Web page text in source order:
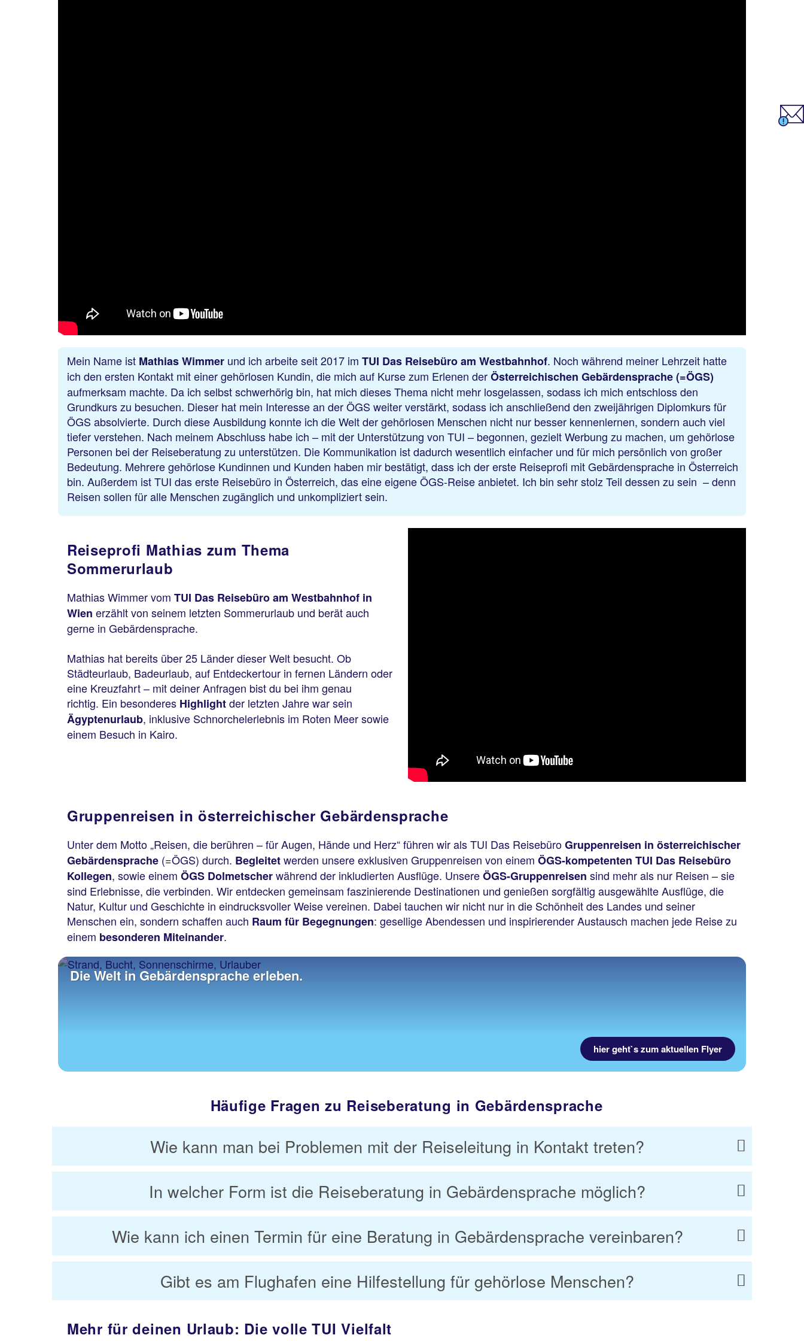
Mein Name ist Mathias Wimmer und ich arbeite seit 2017 im TUI Das Reisebüro am Westbahnhof. Noch während meiner Lehrzeit hatte
ich den ersten Kontakt mit einer gehörlosen Kundin, die mich auf Kurse zum Erlenen derÖsterreichischen Gebärdensprache (=ÖGS)
aufmerksam machte. Da ich selbst schwerhörig bin, hat mich dieses Thema nicht mehr losgelassen, sodass ich mich entschloss den
Grundkurs zu besuchen. Dieser hat mein Interesse an der ÖGS weiter verstärkt, sodass ich anschließend den zweijährigen Diplomkurs für
ÖGS absolvierte. Durch diese Ausbildung konnte ich die Welt der gehörlosen Menschen nicht nur besser kennenlernen, sondern auch viel
tiefer verstehen. Nach meinem Abschluss habe ich – mit der Unterstützung von TUI – begonnen, gezielt Werbung zu machen, um gehörlose
Personen bei der Reiseberatung zu unterstützen. Die Kommunikation ist dadurch wesentlich einfacher und für mich persönlich von großer
Bedeutung. Mehrere gehörlose Kundinnen und Kunden haben mir bestätigt, dass ich der erste Reiseprofi mit Gebärdensprache in Österreich
bin. Außerdem ist TUI das erste Reisebüro in Österreich, das eine eigene ÖGS-Reise anbietet. Ich bin sehr stolz Teil dessen zu sein – denn
Reisen sollen für alle Menschen zugänglich und unkompliziert sein.
Reiseprofi Mathias zum Thema
Sommerurlaub
Mathias Wimmer vom TUI Das Reisebüro am Westbahnhof in
Wien erzählt von seinem letzten Sommerurlaub und berät auch
gerne in Gebärdensprache.
Mathias hat bereits über 25 Länder dieser Welt besucht. Ob
Städteurlaub, Badeurlaub, auf Entdeckertour in fernen Ländern oder
eine Kreuzfahrt – mit deiner Anfragen bist du bei ihm genau
richtig. Ein besonderes Highlightder letzten Jahre war sein
Ägyptenurlaub, inklusive Schnorchelerlebnis im Roten Meer sowie
einem Besuch in Kairo.
Gruppenreisen in österreichischer Gebärdensprache
Unter dem Motto „Reisen, die berühren – für Augen, Hände und Herz“ führen wir als TUI Das ReisebüroGruppenreisen in österreichischer
Gebärdensprache (=ÖGS) durch. Begleitetwerden unsere exklusiven Gruppenreisen von einem ÖGS-kompetenten TUI Das Reisebüro
Kollegen, sowie einem ÖGS Dolmetscherwährend der inkludierten Ausflüge. UnsereÖGS-Gruppenreisen sind mehr als nur Reisen – sie
sind Erlebnisse, die verbinden. Wir entdecken gemeinsam faszinierende Destinationen und genießen sorgfältig ausgewählte Ausflüge, die
Natur, Kultur und Geschichte in eindrucksvoller Weise vereinen. Dabei tauchen wir nicht nur in die Schönheit des Landes und seiner
Menschen ein, sondern schaffen auch Raum für Begegnungen: gesellige Abendessen und inspirierender Austausch machen jede Reise zu
einem besonderen Miteinander.
Die Welt in Gebärdensprache erleben.
hier geht`s zum aktuellen Flyer
Häufige Fragen zu Reiseberatung in Gebärdensprache
Wie kann man bei Problemen mit der Reiseleitung in Kontakt treten?
In welcher Form ist die Reiseberatung in Gebärdensprache möglich?
Wie kann ich einen Termin für eine Beratung in Gebärdensprache vereinbaren?
Gibt es am Flughafen eine Hilfestellung für gehörlose Menschen?
Mehr für deinen Urlaub: Die volle TUI Vielfalt